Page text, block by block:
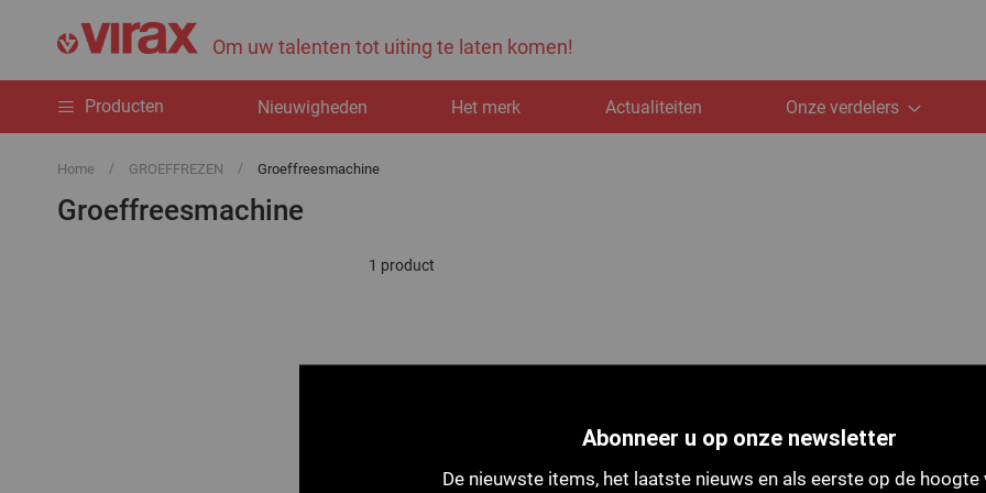
Om uw talenten tot uiting te laten komen!
Producten Nieuwigheden Het merk Actualiteiten Onze verdelers
Home GROEFFREZEN Groeffreesmachine
Groeffreesmachine
1 product
Abonneer u op onze newsletter
De nieuwste items, het laatste nieuws en als eerste op de hoogte